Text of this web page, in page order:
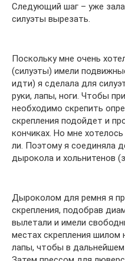
Следующий шаг – уже
силуэты вырезать.
Поскольку мне очень
(силуэты) имели
идти) я сделала для
руки, лапы, ноги. Чтобы
необходимо скрепить
скрепления подойдет и
кончиках. Но мне
ли. Поэтому я соединяла
дырокола и хольнитенов
Дыроколом для ремня я
скрепления, подобрав
вылетали и имели
местах скрепления шилом
лапы, чтобы в дальнейшем